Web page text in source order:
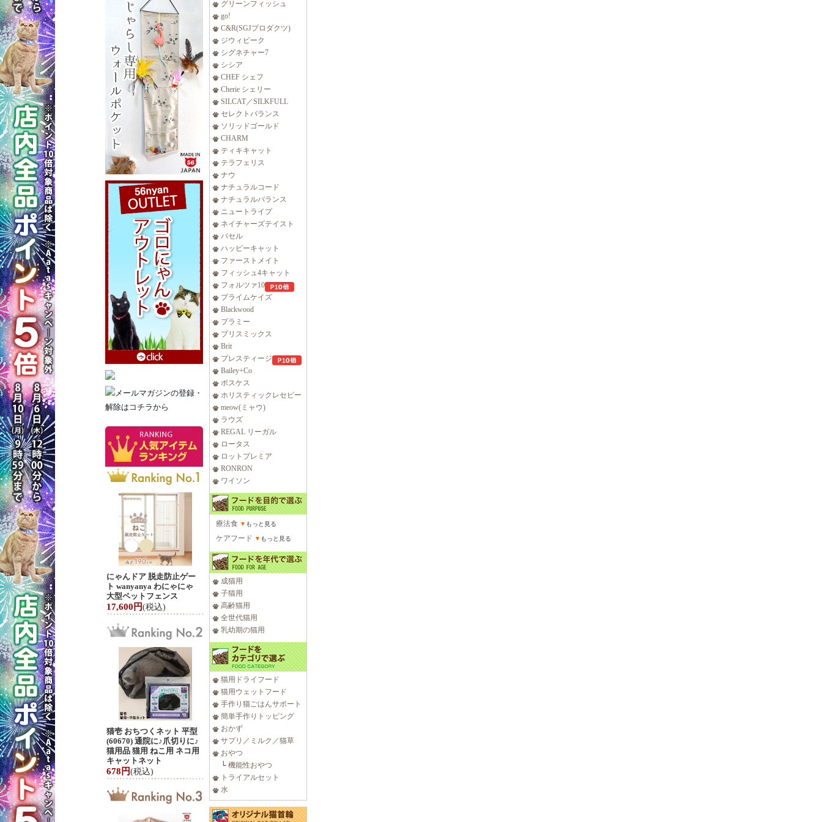
にゃんドア 脱走防止ゲー
ト wanyanya わにゃにゃ
大型ペットフェンス
17,600円(税込)
猫壱 おちつくネット 平型
(60670) 通院に♪爪切りに♪
猫用品 猫用 ねこ用 ネコ用
キャットネット
678円(税込)
グリーンフィッシュ
go!
C&R(SGJプロダクツ)
ジウィピーク
シグネチャー7
シシア
CHEF シェフ
Cherie シェリー
SILCAT／SILKFULL
セレクトバランス
ソリッドゴールド
CHARM
ティキキャット
テラフェリス
ナウ
ナチュラルコード
ナチュラルバランス
ニュートライプ
ネイチャーズテイスト
バセル
ハッピーキャット
ファーストメイト
フィッシュ4キャット
フォルツァ10
プライムケイズ
Blackwood
プラミー
ブリスミックス
Brit
プレスティージ
Bailey+Co
ボスケス
ホリスティックレセピー
meow(ミャウ)
ラウズ
REGAL リーガル
ロータス
ロットプレミア
RONRON
ワイソン
療法食 ▼ もっと見る
ケアフード ▼ もっと見る
成猫用
子猫用
高齢猫用
全世代猫用
乳幼期の猫用
猫用ドライフード
猫用ウェットフード
手作り猫ごはんサポート
簡単手作りトッピング
おかず
サプリ／ミルク／猫草
おやつ
└ 機能性おやつ
トライアルセット
水